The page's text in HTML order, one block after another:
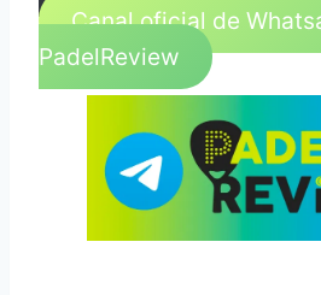
Canal oficial de
PadelReview